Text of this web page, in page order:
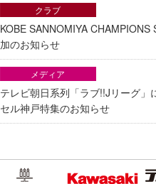
KOBE SANNOMIYA CHAMPIONS
加のお知らせ
クラブ
テレビ朝日系列「ラブ!!Jリーグ」
セル神戸特集のお知らせ
メディア